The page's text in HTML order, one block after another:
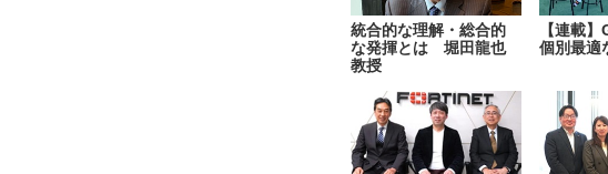
統合的な理解・総合的
な発揮とは 堀田龍也
教授
【連載
個別最適